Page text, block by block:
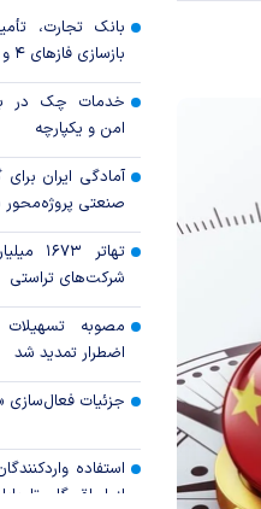
بانک تجارت،
بازسازی فاز‌های ۴ و ۵ پارس جنوبی
خدمات چک در
امن و یکپارچه
آمادگی ایران
صنعتی
تهاتر
شرکت‌های تراستی
مصوبه
اضطرار تمدید شد
جزئیات فعال‌سازی
استفاده